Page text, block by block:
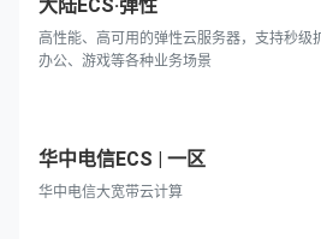
大陆ECS·弹性
高性能、高可用的弹性云服务器，支持秒级
办公、游戏等各种业务场景
华中电信ECS | 一区
华中电信大宽带云计算